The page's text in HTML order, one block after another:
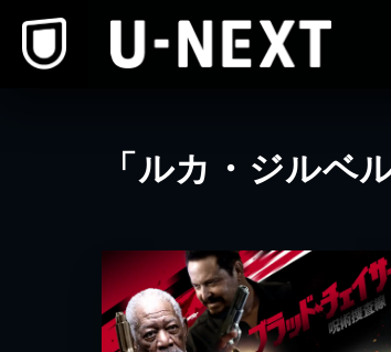
「ルカ・ジルベ